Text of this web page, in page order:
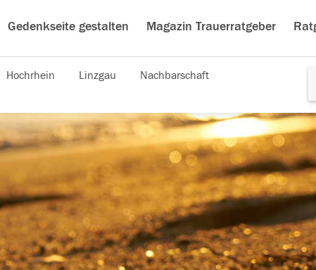
Gedenkseite gestalten Magazin Trauerratgeber
Hochrhein Linzgau Nachbarschaft